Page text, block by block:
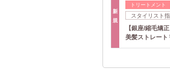
新
規
トリートメント
スタイリスト
【銀座/縮毛矯
美髪ストレー